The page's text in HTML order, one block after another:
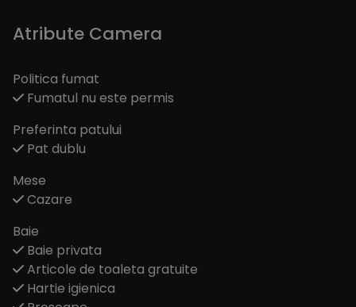
Atribute Camera
Politica fumat
Fumatul nu este permis
Preferinta patului
Pat dublu
Mese
Cazare
Baie
Baie privata
Articole de toaleta gratuite
Hartie igienica